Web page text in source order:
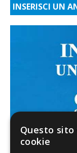
INSERISCI UN
Questo
cookie